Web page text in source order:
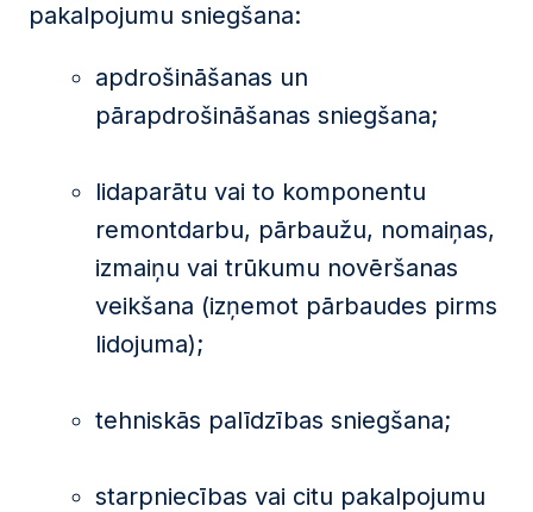
pakalpojumu sniegšana:
apdrošināšanas un
pārapdrošināšanas sniegšana;
lidaparātu vai to komponentu
remontdarbu, pārbaužu, nomaiņas,
izmaiņu vai trūkumu novēršanas
veikšana (izņemot pārbaudes pirms
lidojuma);
tehniskās palīdzības sniegšana;
starpniecības vai citu pakalpojumu